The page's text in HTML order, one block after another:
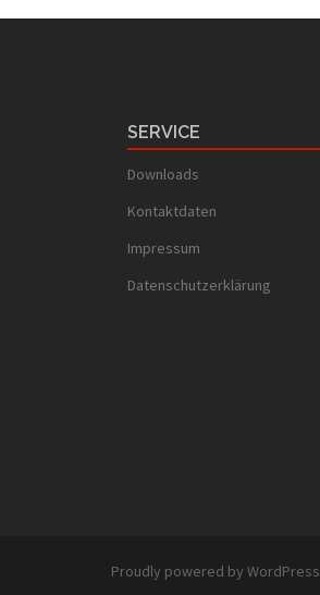
SERVICE
Downloads
Kontaktdaten
Impressum
Datenschutzerklärung
Proudly powered by WordPress